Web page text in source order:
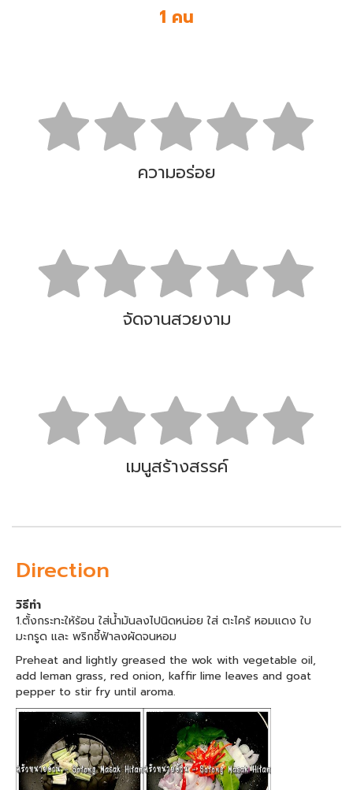
1 คน
ความอร่อย
จัดจานสวยงาม
เมนูสร้างสรรค์
Direction
วิธีทำ
1.ตั้งกระทะให้ร้อน ใส่น้ำมันลงไปนิดหน่อย ใส่ ตะไคร้ หอมแดง ใบ
มะกรูด และ พริกชี้ฟ้าลงผัดจนหอม
Preheat and lightly greased the wok with vegetable oil,
add leman grass, red onion, kaffir lime leaves and goat
pepper to stir fry until aroma.